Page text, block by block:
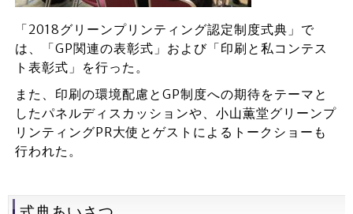
「2018グリーンプリンティング認定制度式典」で
は、「GP関連の表彰式」および「印刷と私コンテス
ト表彰式」を行った。
また、印刷の環境配慮とGP制度への期待をテーマと
したパネルディスカッションや、小山薫堂グリーンプ
リンティングPR大使とゲストによるトークショーも
行われた。